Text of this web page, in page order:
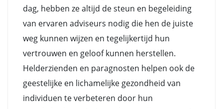
dag, hebben ze altijd de steun en begeleiding
van ervaren adviseurs nodig die hen de juiste
weg kunnen wijzen en tegelijkertijd hun
vertrouwen en geloof kunnen herstellen.
Helderzienden en paragnosten helpen ook de
geestelijke en lichamelijke gezondheid van
individuen te verbeteren door hun